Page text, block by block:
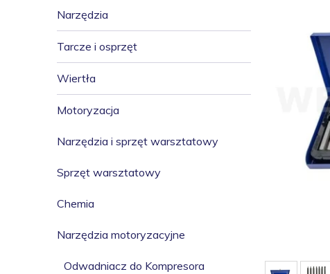
Narzędzia
Tarcze i osprzęt
Wiertła
Motoryzacja
Narzędzia i sprzęt warsztatowy
Sprzęt warsztatowy
Chemia
Narzędzia motoryzacyjne
Odwadniacz do Kompresora